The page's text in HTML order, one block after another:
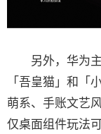
另外，华为主
「吾皇猫」和「
萌系、手账文艺
仅桌面组件玩法